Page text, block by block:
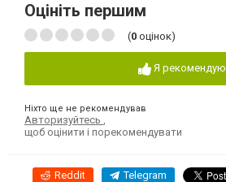
Оцініть першим
(0 оцінок)
Я рекомендую
Ніхто ще не рекомендував
Авторизуйтесь
щоб оцінити і порекомендувати
Reddit Telegram